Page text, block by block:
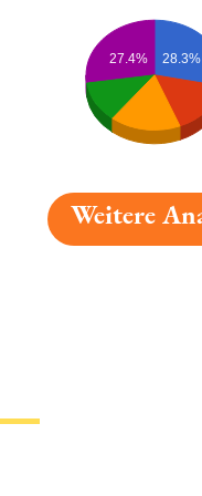
28.3%
27.4%
Weitere